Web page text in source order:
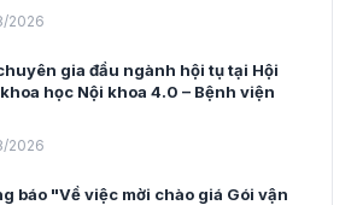
2026
gia đầu ngành hội tụ tại Hội
học Nội khoa 4.0 – Bệnh viện
2026
báo "Về việc mời chào giá Gói vận